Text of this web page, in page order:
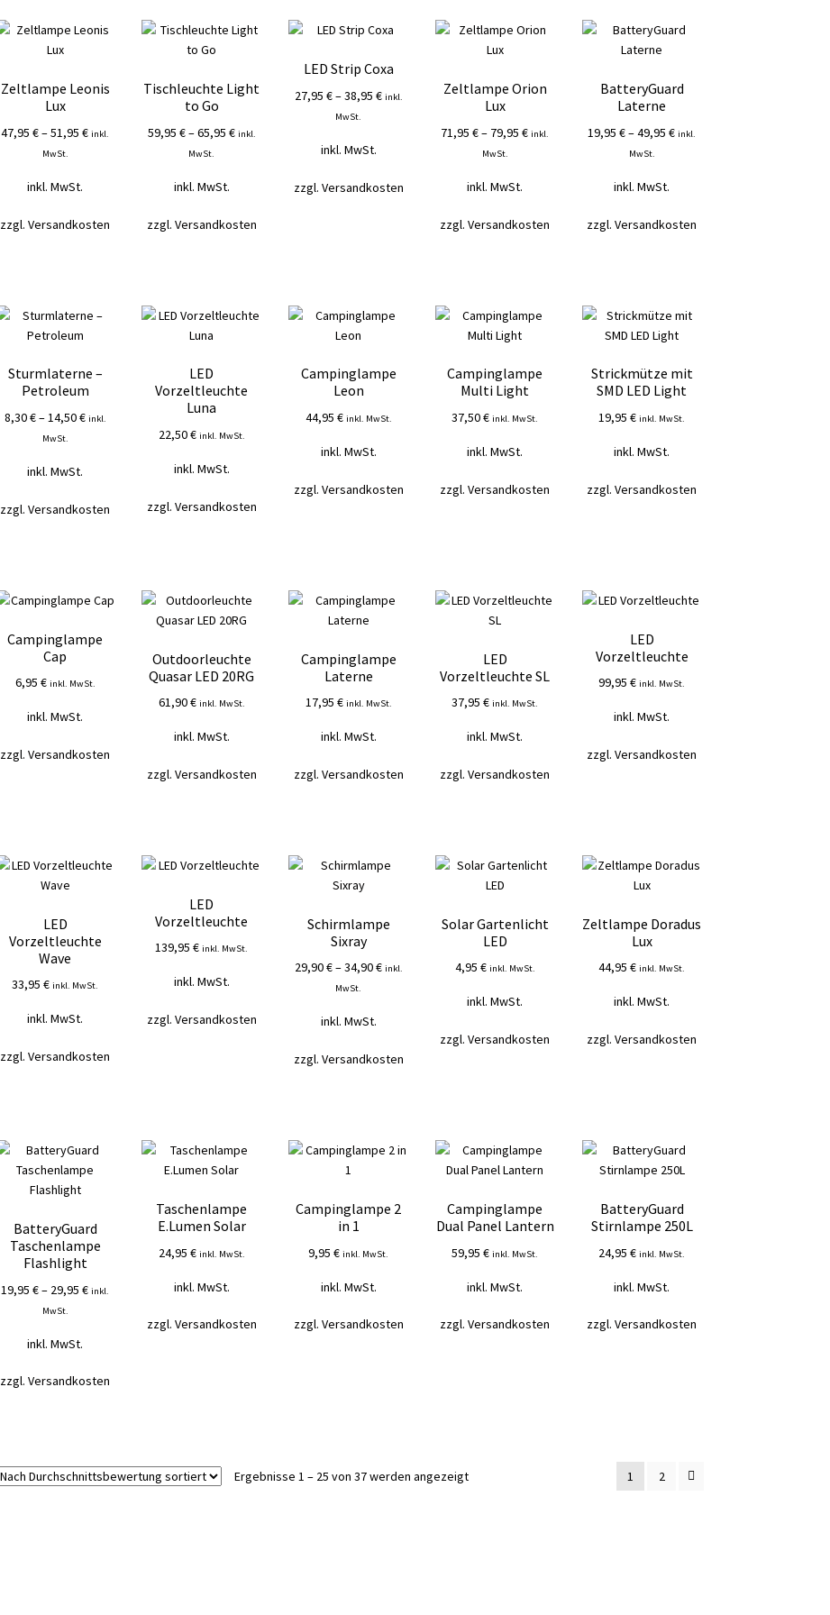
Zeltlampe Leonis
Lux
47,95€–51,95€ inkl.
MwSt.
inkl. MwSt.
zzgl.Versandkosten
Tischleuchte Light
to Go
59,95 €–65,95 € inkl.
MwSt.
inkl. MwSt.
zzgl. Versandkosten
LED Strip Coxa
27,95 €–38,95 € inkl.
MwSt.
inkl. MwSt.
zzgl. Versandkosten
Zeltlampe Orion
Lux
71,95€– 79,95€ inkl.
MwSt.
inkl. MwSt.
zzgl.Versandkosten
BatteryGuard
Laterne
19,95€–49,95€ inkl.
MwSt.
inkl. MwSt.
zzgl.Versandkosten
Sturmlaterne –
Petroleum
8,30€–14,50€ inkl.
MwSt.
inkl. MwSt.
zzgl.Versandkosten
LED
Vorzeltleuchte
Luna
22,50€ inkl. MwSt.
inkl. MwSt.
zzgl. Versandkosten
Campinglampe
Leon
44,95 € inkl. MwSt.
inkl. MwSt.
zzgl. Versandkosten
Campinglampe
Multi Light
37,50€ inkl. MwSt.
inkl. MwSt.
zzgl.Versandkosten
Strickmütze mit
SMD LED Light
19,95€ inkl. MwSt.
inkl. MwSt.
zzgl.Versandkosten
Campinglampe
Cap
6,95 € inkl. MwSt.
inkl. MwSt.
zzgl.Versandkosten
Outdoorleuchte
Quasar LED 20RG
61,90€ inkl. MwSt.
inkl. MwSt.
zzgl. Versandkosten
Campinglampe
Laterne
17,95 € inkl. MwSt.
inkl. MwSt.
zzgl. Versandkosten
LED
Vorzeltleuchte SL
37,95€ inkl. MwSt.
inkl. MwSt.
zzgl.Versandkosten
LED
Vorzeltleuchte
99,95€ inkl. MwSt.
inkl. MwSt.
zzgl.Versandkosten
LED
Vorzeltleuchte
Wave
33,95€ inkl. MwSt.
inkl. MwSt.
zzgl.Versandkosten
LED
Vorzeltleuchte
139,95€ inkl. MwSt.
inkl. MwSt.
zzgl. Versandkosten
Schirmlampe
Sixray
29,90€–34,90€ inkl.
MwSt.
inkl. MwSt.
zzgl. Versandkosten
Solar Gartenlicht
LED
4,95 € inkl. MwSt.
inkl. MwSt.
zzgl.Versandkosten
Zeltlampe Doradus
Lux
44,95€ inkl. MwSt.
inkl. MwSt.
zzgl.Versandkosten
BatteryGuard
Taschenlampe
Flashlight
19,95€– 29,95€ inkl.
MwSt.
inkl. MwSt.
zzgl.Versandkosten
Taschenlampe
E.Lumen Solar
24,95 € inkl. MwSt.
inkl. MwSt.
zzgl. Versandkosten
Campinglampe 2
in 1
9,95€ inkl. MwSt.
inkl. MwSt.
zzgl. Versandkosten
Campinglampe
Dual Panel Lantern
59,95€ inkl. MwSt.
inkl. MwSt.
zzgl.Versandkosten
BatteryGuard
Stirnlampe 250L
24,95€ inkl. MwSt.
inkl. MwSt.
zzgl.Versandkosten
Ergebnisse 1 – 25 von 37 werden angezeigtNach
1 2